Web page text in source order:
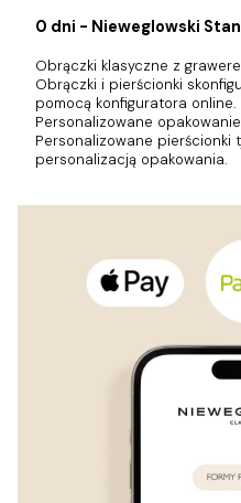
0 dni - Nieweglowski
Obrączki klasyczne z
Obrączki i pierścionki
pomocą konfiguratora online.
Personalizowane
Personalizowane pierścionki
personalizacją opakowania.